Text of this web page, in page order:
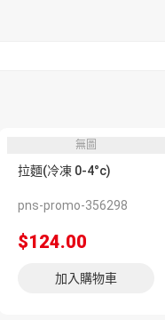
無圖
拉麵(冷凍 0-4°c)
pns-promo-356298
$124.00
加入購物車